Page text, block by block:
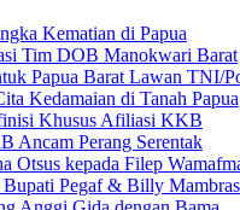
Kematian di Papua
Tim DOB Manokwari Barat
Papua Barat Lawan TNI/
Kedamaian di Tanah Papua
Khusus Afiliasi KKB
Ancam Perang Serentak
Otsus kepada Filep
Pegaf & Billy